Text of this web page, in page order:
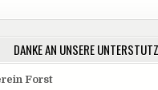
DANKE AN UNSERE
Forst